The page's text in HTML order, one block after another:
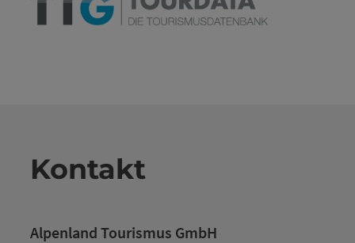
Kontakt
Alpenland Tourismus GmbH